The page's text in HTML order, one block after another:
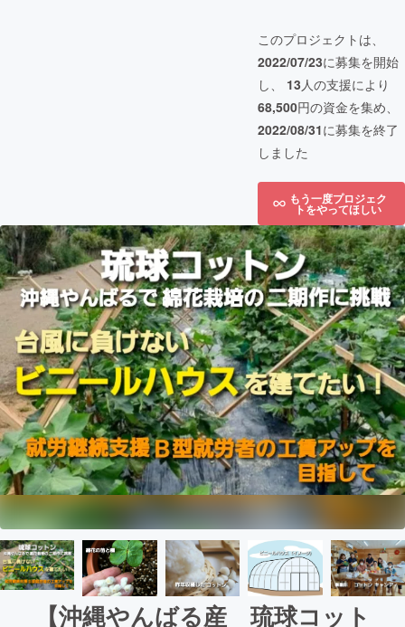
このプロジェクトは、
2022/07/23に募集を開始
し、 13人の支援により
68,500円の資金を集め、
2022/08/31に募集を終了
しました
もう一度プロジェク
トをやってほしい
【沖縄やんばる産 琉球コット